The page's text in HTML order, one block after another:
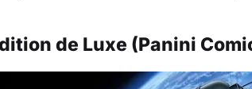
de Luxe (Panini